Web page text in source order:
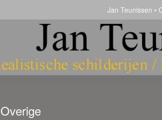
Jan Teunissen
Overige